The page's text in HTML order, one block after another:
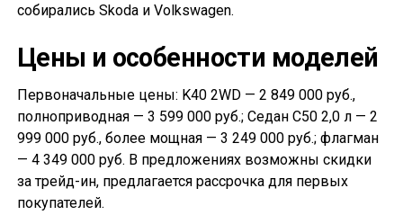
собирались Skoda и Volkswagen.
Цены и особенности моделей
Первоначальные цены: K40 2WD — 2 849 000 руб.,
полноприводная — 3 599 000 руб.; Седан С50 2,0 л — 2
999 000 руб., более мощная — 3 249 000 руб.; флагман
— 4 349 000 руб. В предложениях возможны скидки
за трейд-ин, предлагается рассрочка для первых
покупателей.